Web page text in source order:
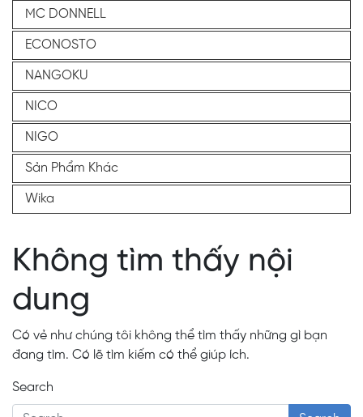
MC DONNELL
ECONOSTO
NANGOKU
NICO
NIGO
Sản Phẩm Khác
Wika
Không tìm thấy nội
dung
Có vẻ như chúng tôi không thể tìm thấy những gì bạn
đang tìm. Có lẽ tìm kiếm có thể giúp ích.
Search